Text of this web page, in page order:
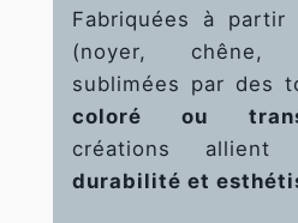
Fabriquées à
(noyer,
sublimées par des
coloré ou
créations
durabilité et
Experience
Afin que notre
site Web
fonctionne
aussi bien que
possible lors